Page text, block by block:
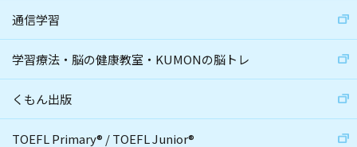
通信学習
学習療法・脳の健康教室・KUMONの脳トレ
くもん出版
TOEFL Primary® /TOEFL Junior®